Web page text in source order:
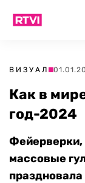
ВИЗУАЛ
Как в
год-2024
Фейерверки,
массовые